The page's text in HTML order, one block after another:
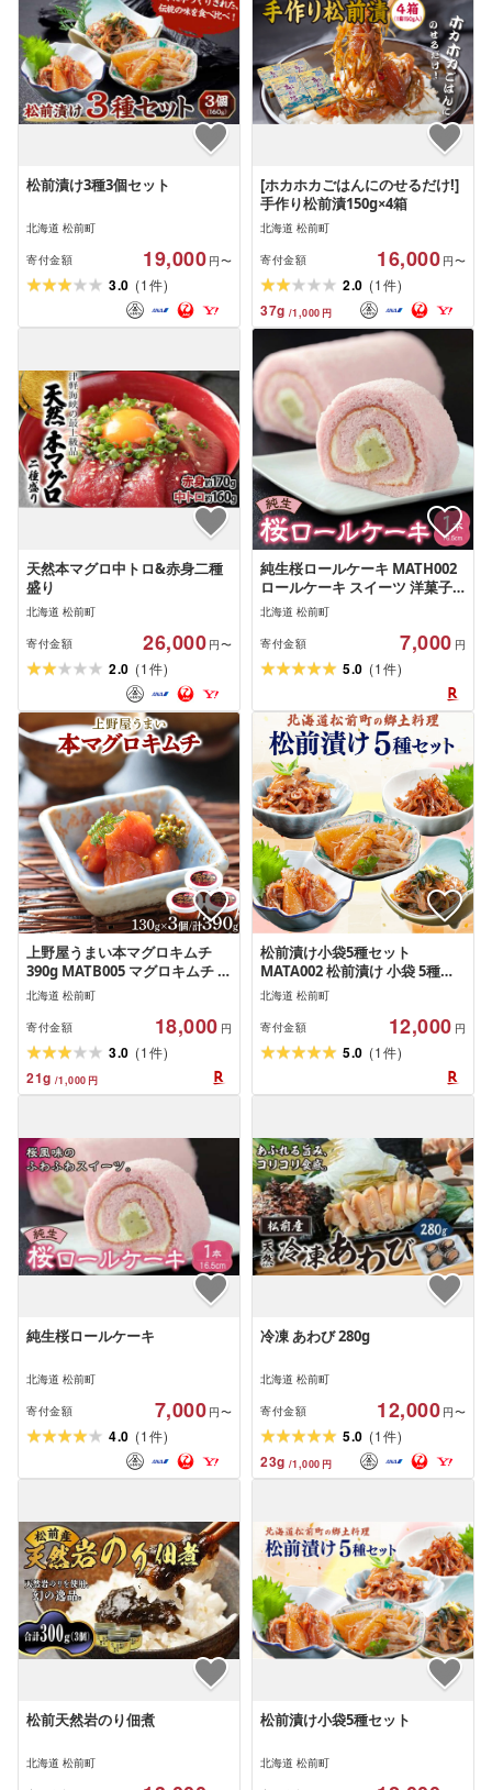
松前漬け3種3個セット
北海道 松前町
寄付金額 19,000 円〜
3.0 (1件)
[ホカホカごはんにのせるだけ!]
手作り松前漬150g×4箱
北海道 松前町
寄付金額 16,000 円〜
2.0 (1件)
37g /1,000 円
天然本マグロ中トロ&赤身二種
盛り
北海道 松前町
寄付金額 26,000 円〜
2.0 (1件)
純生桜ロールケーキ MATH002
ロールケーキ スイーツ 洋菓子
ケーキ ギフト 贈り物 人気 美味
しい 手作り クリーム デザート
北海道 松前町
寄付金額 7,000 円
5.0 (1件)
上野屋うまい本マグロキムチ
390g MATB005 マグロキムチ ま
ぐろ キムチ 海鮮 おつまみ ご飯
のお供 ピリ辛 グルメ 北海道 特
産品 新鮮 美味しい 簡単調理 人
気 お取り寄せ
北海道 松前町
寄付金額 18,000 円
3.0 (1件)
21g /1,000 円
松前漬け小袋5種セット
MATA002 松前漬け 小袋 5種セ
ット 北海道 特産品 海鮮 グルメ
漬物 ご飯のお供 美味しい 小分
け 和食
北海道 松前町
寄付金額 12,000 円
5.0 (1件)
純生桜ロールケーキ
北海道 松前町
寄付金額 7,000 円〜
4.0 (1件)
冷凍 あわび 280g
北海道 松前町
寄付金額 12,000 円〜
5.0 (1件)
23g /1,000 円
松前天然岩のり佃煮
北海道 松前町
松前漬け小袋5種セット
北海道 松前町